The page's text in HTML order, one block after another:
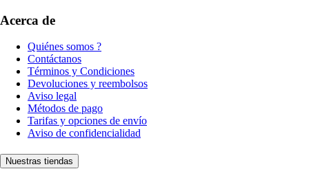
Acerca de
Quiénes somos ?
Contáctanos
Términos y Condiciones
Devoluciones y reembolsos
Aviso legal
Métodos de pago
Tarifas y opciones de envío
Aviso de confidencialidad
Nuestras tiendas